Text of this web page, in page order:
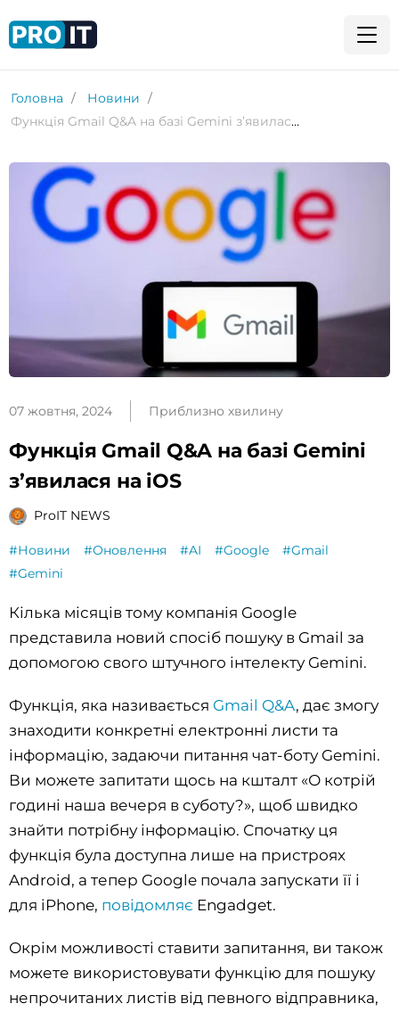
Головна
Новини
Функція Gmail Q&A на базі Gemini з’явилася на iOS
07 жовтня, 2024 Приблизно хвилину
Функція Gmail Q&A на базі Gemini
з’явилася на iOS
ProIT NEWS
#Новини #Оновлення #AI #Google
#Gmail
#Gemini
Кілька місяців тому компанія Google
представила новий спосіб пошуку в Gmail за
допомогою свого штучного інтелекту Gemini.
Функція, яка називається Gmail Q&A, дає змогу
знаходити конкретні електронні листи та
інформацію, задаючи питання чат-боту Gemini.
Ви можете запитати щось на кшталт «О котрій
годині наша вечеря в суботу?», щоб швидко
знайти потрібну інформацію. Спочатку ця
функція була доступна лише на пристроях
Android, а тепер Google почала запускати її і
для iPhone, повідомляє Engadget.
Окрім можливості ставити запитання, ви також
можете використовувати функцію для пошуку
непрочитаних листів від певного відправника,